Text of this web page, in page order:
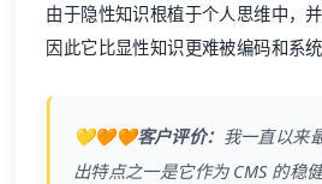
由于隐性知识根植于个人思维中，
因此它比显性知识更难被编码和系统
💛🧡🧡客户评价： 我一直以来
出特点之一是它作为 CMS的稳